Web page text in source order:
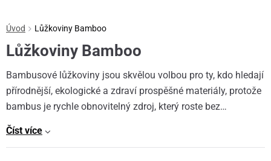
Úvod Lůžkoviny Bamboo
Lůžkoviny Bamboo
Bambusové lůžkoviny jsou skvělou volbou pro ty, kdo hledají
přírodnější, ekologické a zdraví prospěšné materiály, protože
bambus je rychle obnovitelný zdroj, který roste bez…
Číst více